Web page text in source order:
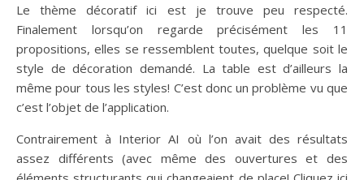
Le thème décoratif ici est je trouve peu respecté.
Finalement lorsqu’on regarde précisément les 11
propositions, elles se ressemblent toutes, quelque soit le
style de décoration demandé. La table est d’ailleurs la
même pour tous les styles! C’est donc un problème vu que
c’est l’objet de l’application.
Contrairement à Interior AI où l’on avait des résultats
assez différents (avec même des ouvertures et des